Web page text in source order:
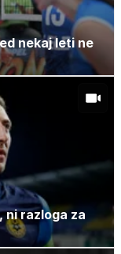
nekaj leti ne
ni razloga za